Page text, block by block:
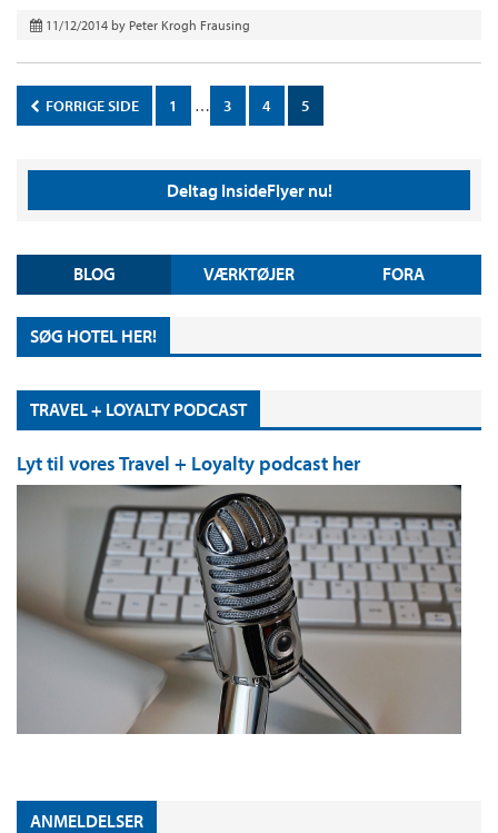
11/12/2014 by Peter Krogh Frausing
FORRIGE SIDE 1 … 3 4 5
Deltag InsideFlyer nu!
BLOG VÆRKTØJER FORA
SØG HOTEL HER!
TRAVEL + LOYALTY PODCAST
Lyt til vores Travel + Loyalty podcast her
ANMELDELSER